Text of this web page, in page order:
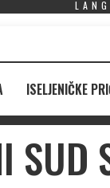
LANG
ISELJENIČKE
SUD